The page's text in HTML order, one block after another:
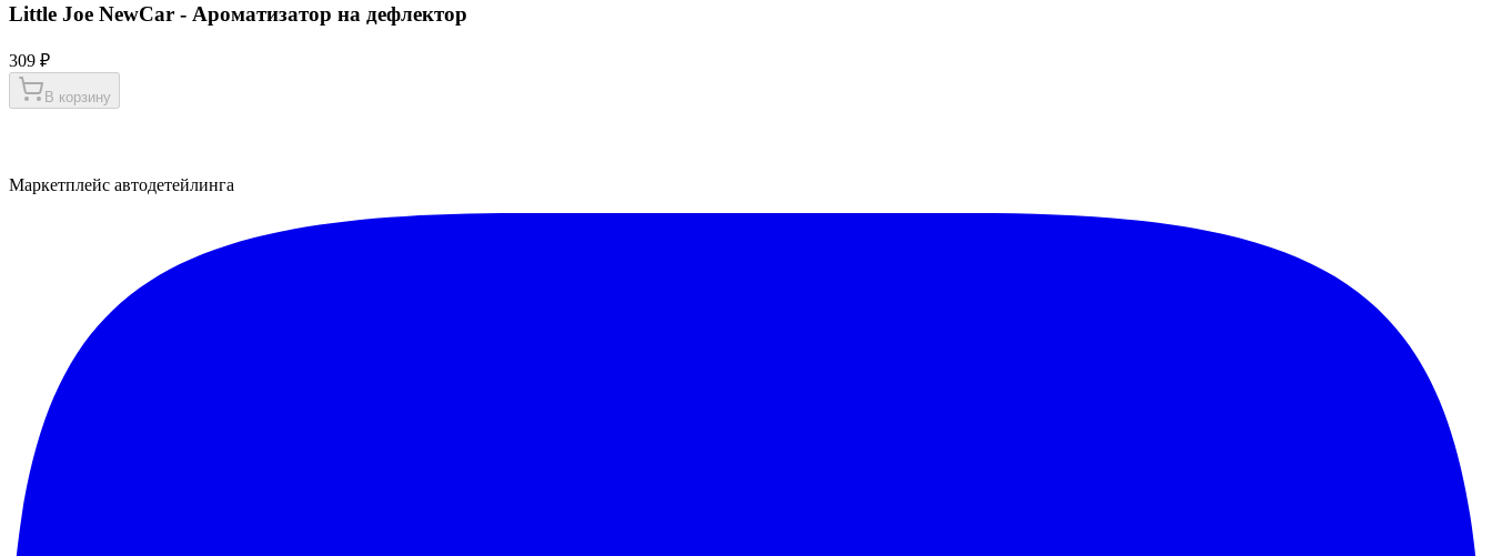
Little Joe NewCar - Ароматизатор на дефлектор
309 ₽
В корзину
Маркетплейс автодетейлинга